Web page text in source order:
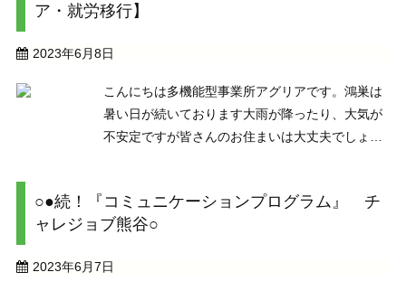
このような感じに ...
ア・就労移行】
2023年6月8日
こんにちは多機能型事業所アグリアです。鴻巣は
暑い日が続いております大雨が降ったり、大気が
不安定ですが皆さんのお住まいは大丈夫でしょう
日の担当は職員の吉田さん。どんなお話しが聴け
るでしょう？？こ ...
○●続！『コミュニケーションプログラム』 チ
ャレジョブ熊谷○
2023年6月7日